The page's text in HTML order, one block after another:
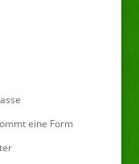
eine Form